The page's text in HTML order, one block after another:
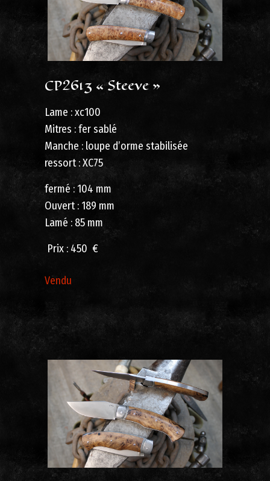
CP2613 « Steeve »
Lame : xc100
Mitres : fer sablé
Manche : loupe d’orme stabilisée
ressort : XC75
fermé : 104 mm
Ouvert : 189 mm
Lamé : 85 mm
Prix ​​: 450 €